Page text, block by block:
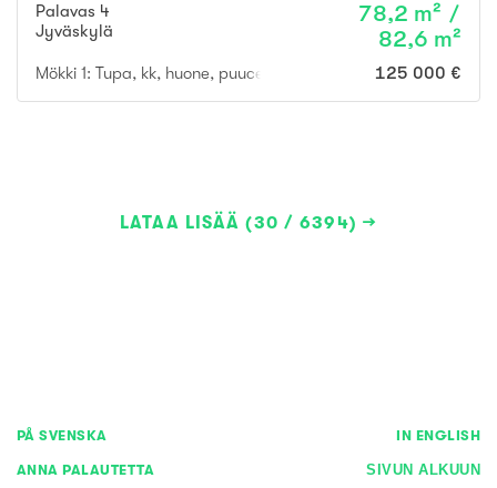
Palavas 4
Jyväskylä
78,2 m² /
82,6 m²
Mökki 1: Tupa, kk, huone, puucee, varasto ja Mökki 2: Tupa,
125 000 €
LATAA LISÄÄ (30 / 6394)
PÅ SVENSKA IN ENGLISH
ANNA PALAUTETTA SIVUN ALKUUN